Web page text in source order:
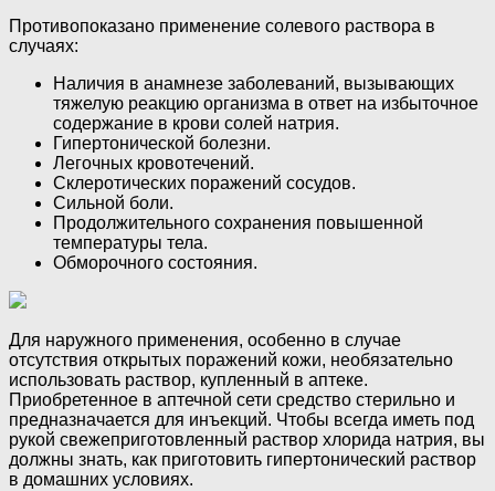
Противопоказано применение солевого раствора в
случаях:
Наличия в анамнезе заболеваний, вызывающих
тяжелую реакцию организма в ответ на избыточное
содержание в крови солей натрия.
Гипертонической болезни.
Легочных кровотечений.
Склеротических поражений сосудов.
Сильной боли.
Продолжительного сохранения повышенной
температуры тела.
Обморочного состояния.
Для наружного применения, особенно в случае
отсутствия открытых поражений кожи, необязательно
использовать раствор, купленный в аптеке.
Приобретенное в аптечной сети средство стерильно и
предназначается для инъекций. Чтобы всегда иметь под
рукой свежеприготовленный раствор хлорида натрия, вы
должны знать, как приготовить гипертонический раствор
в домашних условиях.